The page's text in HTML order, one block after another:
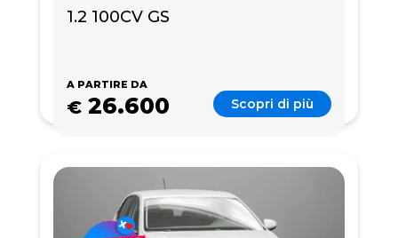
1.2 100CV GS
A PARTIRE DA
€ 26.600 Scopri di più